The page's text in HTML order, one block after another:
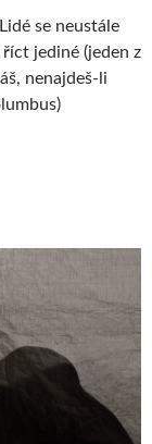
se neustále
jediné (jeden z
nenajdeš-li